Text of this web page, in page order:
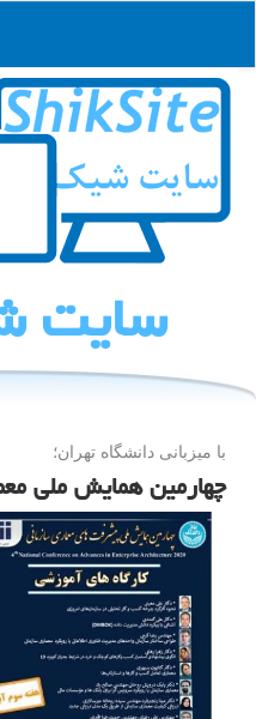
سایت
با میزبانی دانشگاه تهران؛
چهارمین همایش ملی